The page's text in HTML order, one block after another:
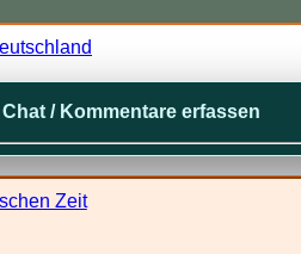
Chat / Kommentare erfassen
Zeit